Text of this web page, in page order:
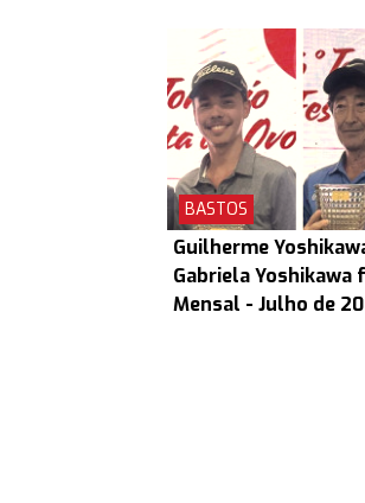
BASTOS
Guilherme
Gabriela
Mensal - Julho de